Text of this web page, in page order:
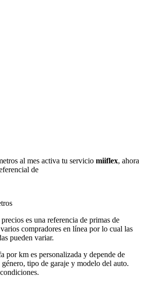
al mes activa tu servicio miiflex, ahora
de
es una referencia de primas de
compradores en línea por lo cual las
pueden variar.
por km es personalizada y depende de
tipo de garaje y modelo del auto.